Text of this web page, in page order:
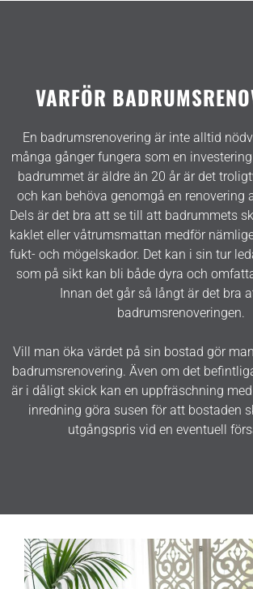
VARFÖR
En badrumsrenovering är inte alltid
många gånger fungera som en
badrummet är äldre än 20 år är det
och kan behöva genomgå en renovering
Dels är det bra att se till att badrummets
kaklet eller våtrumsmattan medför
fukt- och mögelskador. Det kan i sin tur
som på sikt kan bli både dyra och
Innan det går så långt är det bra
badrumsrenoveringen.
Vill man öka värdet på sin bostad gör
badrumsrenovering. Även om det
är i dåligt skick kan en uppfräschning
inredning göra susen för att bostaden
utgångspris vid en eventuell